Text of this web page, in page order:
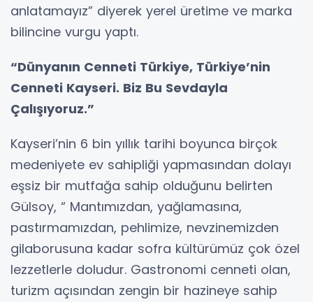
anlatamayız” diyerek yerel üretime ve marka
bilincine vurgu yaptı.
“Dünyanın Cenneti Türkiye, Türkiye’nin
Cenneti Kayseri. Biz Bu Sevdayla
Çalışıyoruz.”
Kayseri’nin 6 bin yıllık tarihi boyunca birçok
medeniyete ev sahipliği yapmasından dolayı
eşsiz bir mutfağa sahip olduğunu belirten
Gülsoy, “ Mantımızdan, yağlamasına,
pastırmamızdan, pehlimize, nevzinemizden
gilaborusuna kadar sofra kültürümüz çok özel
lezzetlerle doludur. Gastronomi cenneti olan,
turizm açısından zengin bir hazineye sahip